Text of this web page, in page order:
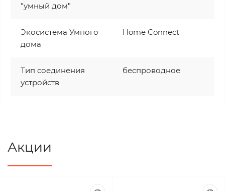
"умный дом"
Экосистема Умного
дома
Home Connect
Тип соединения
устройств
беспроводное
Акции